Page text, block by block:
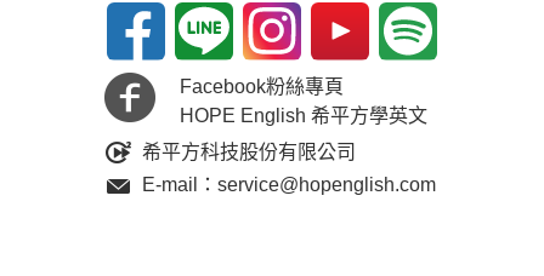
Facebook粉絲專頁
HOPE English 希平方學英文
希平方科技股份有限公司
E-mail：service@hopenglish.com